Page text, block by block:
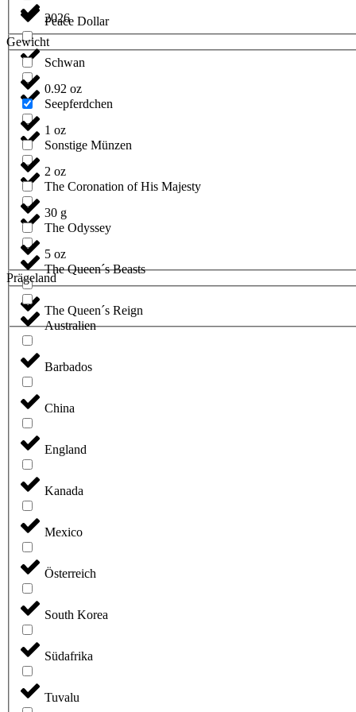
Peace Dollar
Schwan
Seepferdchen
Sonstige Münzen
The Coronation of His Majesty
The Odyssey
The Queen´s Beasts
The Queen´s Reign
2026
Gewicht
0.92 oz
1 oz
2 oz
30 g
5 oz
Prägeland
Australien
Barbados
China
England
Kanada
Mexico
Österreich
South Korea
Südafrika
Tuvalu